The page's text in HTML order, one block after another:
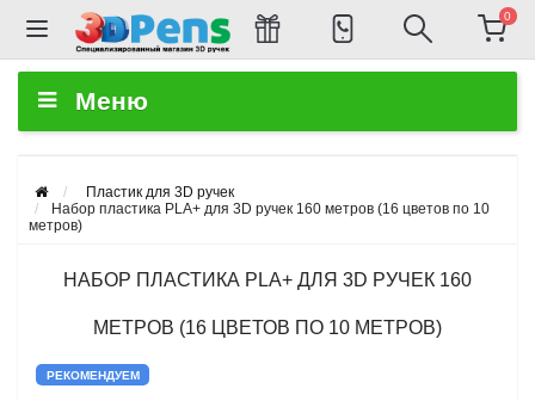
0
Меню
Пластик для 3D ручек
Набор пластика PLA+ для 3D ручек 160 метров (16 цветов по 10
метров)
НАБОР ПЛАСТИКА PLA+ ДЛЯ 3D РУЧЕК 160
МЕТРОВ (16 ЦВЕТОВ ПО 10 МЕТРОВ)
РЕКОМЕНДУЕМ